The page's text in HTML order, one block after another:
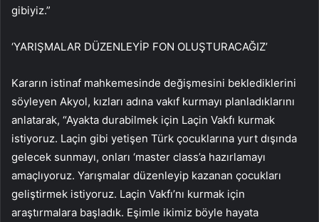
gibiyiz.”
‘YARIŞMALAR DÜZENLEYİP FON OLUŞTURACAĞIZ’
Kararın istinaf mahkemesinde değişmesini beklediklerini
söyleyen Akyol, kızları adına vakıf kurmayı planladıklarını
anlatarak, “Ayakta durabilmek için Laçin Vakfı kurmak
istiyoruz. Laçin gibi yetişen Türk çocuklarına yurt dışında
gelecek sunmayı, onları ‘master class’a hazırlamayı
amaçlıyoruz. Yarışmalar düzenleyip kazanan çocukları
geliştirmek istiyoruz. Laçin Vakfı’nı kurmak için
araştırmalara başladık. Eşimle ikimiz böyle hayata